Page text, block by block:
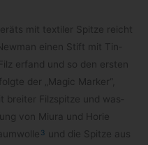
mit tex­ti­ler Spitze reicht
einen Stift mit Tin­
erfand und so den ers­ten
der „Magic Mar­ker“,
brei­ter Filz­spitze und was­
von Miura und Horie
3 und die Spitze aus